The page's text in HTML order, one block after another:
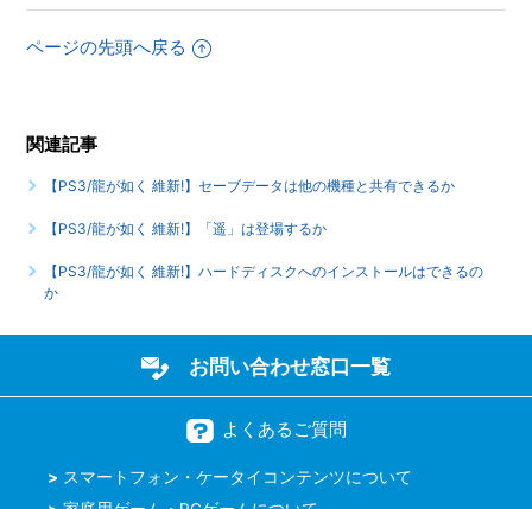
ページの先頭へ戻る
関連記事
【PS3/龍が如く 維新!】セーブデータは他の機種と共有できるか
【PS3/龍が如く 維新!】「遥」は登場するか
【PS3/龍が如く 維新!】ハードディスクへのインストールはできるの
か
お問い合わせ窓口一覧
よくあるご質問
スマートフォン・ケータイコンテンツについて